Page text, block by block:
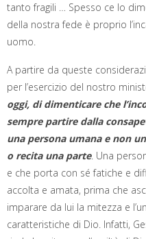
tanto fragili … Spesso ce lo
della nostra fede è proprio
uomo.
A partire da queste
per l’esercizio del nostro
oggi, di dimenticare che
sempre partire dalla
una persona umana e non
o recita una parte. Una
e che porta con sé fatiche e
accolta e amata, prima che
imparare da lui la mitezza e
caratteristiche di Dio. Infatti,